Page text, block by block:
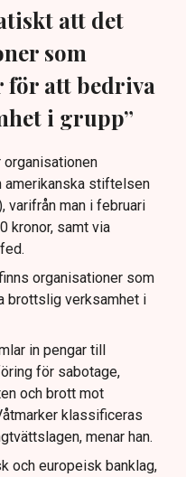
att det
som
för att bedriva
i grupp”
organisationen
amerikanska stiftelsen
varifrån man i februari
kronor, samt via
organisationer som
brottslig verksamhet i
in pengar till
för sabotage,
och brott mot
klassificeras
menar han.
och europeisk banklag,